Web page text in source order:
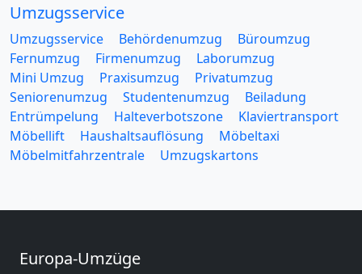
Umzugsservice
Umzugsservice Behördenumzug
Büroumzug
Fernumzug
Firmenumzug
Laborumzug
Mini Umzug
Praxisumzug
Privatumzug
Seniorenumzug
Studentenumzug
Beiladung
Entrümpelung
Halteverbotszone
Klaviertransport
Möbellift
Haushaltsauflösung
Möbeltaxi
Möbelmitfahrzentrale
Umzugskartons
Europa-Umzüge